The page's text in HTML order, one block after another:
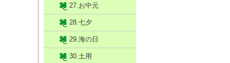
27.お中元
28.七夕
29.海の日
30.土用